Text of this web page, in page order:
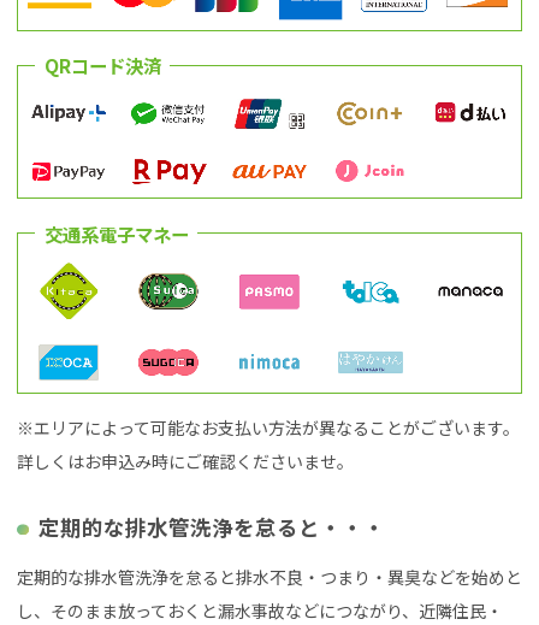
QRコード決済
交通系電子マネー
※エリアによって可能なお支払い方法が異なることがございます。
詳しくはお申込み時にご確認くださいませ。
定期的な排水管洗浄を怠ると・・・
定期的な排水管洗浄を怠ると排水不良・つまり・異臭などを始めと
し、そのまま放っておくと漏水事故などにつながり、近隣住民・